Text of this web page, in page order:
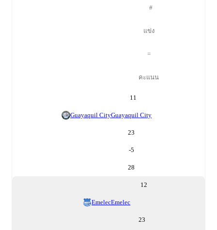
#
แข่ง
=
คะแนน
11
Guayaquil CityGuayaquil City
23
-5
28
12
EmelecEmelec
23